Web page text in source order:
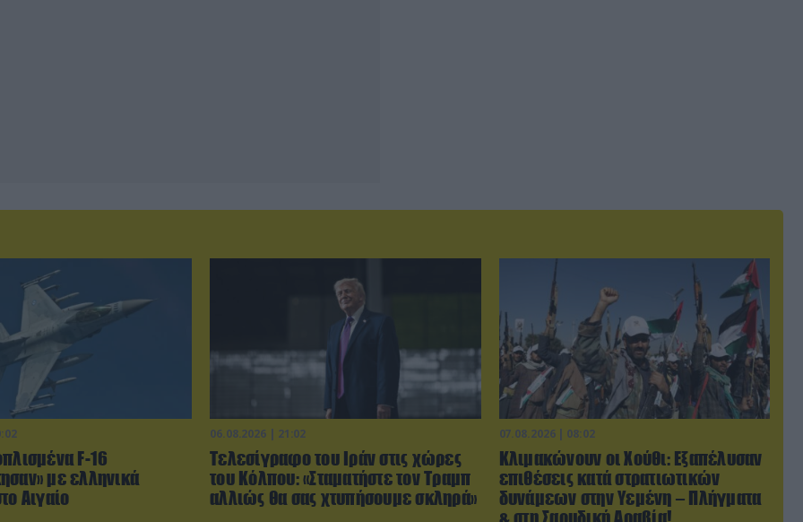
F-16
με ελληνικά
Αιγαίο
06.08.2026 | 21:02
Τελεσίγραφο του Ιράν στις χώρες
του Κόλπου: «Σταματήστε τον Τραμπ
αλλιώς θα σας χτυπήσουμε σκληρά»
07.08.2026 | 08:02
Κλιμακώνουν οι Χούθι: Eξαπέλυσαν
επιθέσεις κατά στρατιωτικών
δυνάμεων στην Υεμένη – Πλήγματα
& στη Σαουδική Αραβία!